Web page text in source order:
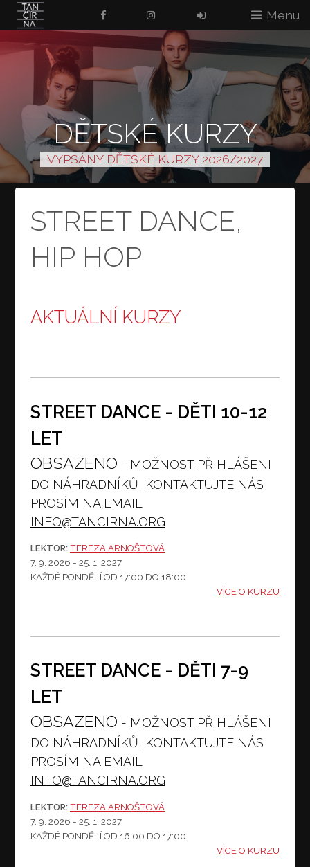
Menu
DĚTSKÉ KURZY
VYPSÁNY DĚTSKÉ KURZY 2026/2027
STREET DANCE,
HIP HOP
AKTUÁLNÍ KURZY
STREET DANCE - DĚTI 10-12
LET
OBSAZENO - MOŽNOST PŘIHLÁŠENI
DO NÁHRADNÍKŮ, KONTAKTUJTE NÁS
PROSÍM NA EMAIL
INFO@TANCIRNA.ORG
LEKTOR: TEREZA ARNOŠTOVÁ
7. 9. 2026 - 25. 1. 2027
KAŽDÉ PONDĚLÍ OD 17:00 DO 18:00
VÍCE O KURZU
STREET DANCE - DĚTI 7-9
LET
OBSAZENO - MOŽNOST PŘIHLÁŠENI
DO NÁHRADNÍKŮ, KONTAKTUJTE NÁS
PROSÍM NA EMAIL
INFO@TANCIRNA.ORG
LEKTOR: TEREZA ARNOŠTOVÁ
7. 9. 2026 - 25. 1. 2027
KAŽDÉ PONDĚLÍ OD 16:00 DO 17:00
VÍCE O KURZU